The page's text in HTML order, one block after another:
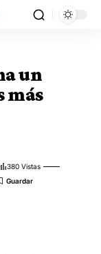
un
más
380 Vistas